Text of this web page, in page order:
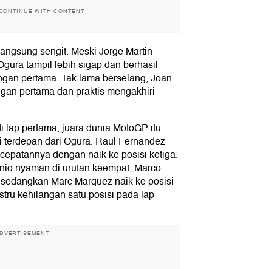
WITH CONTENT
sengit. Meski Jorge Martin
tampil lebih sigap dan berhasil
pertama. Tak lama berselang, Joan
pertama dan praktis mengakhiri
lap pertama, juara dunia MotoGP itu
dari Ogura. Raul Fernandez
dengan naik ke posisi ketiga.
nyaman di urutan keempat, Marco
Marc Marquez naik ke posisi
kehilangan satu posisi pada lap